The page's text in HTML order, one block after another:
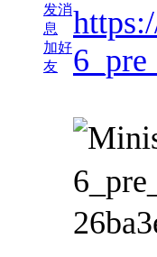
发消
息
加好
友